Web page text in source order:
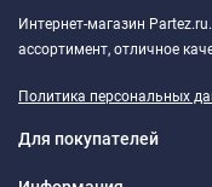
Интернет-магазин
ассортимент, отличное
Политика персональных
Для покупателей